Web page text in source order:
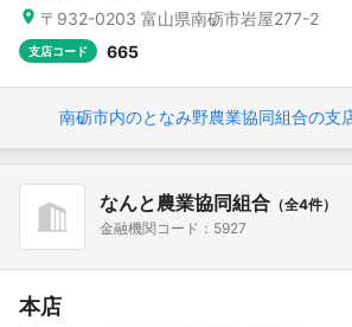
〒932-0203 富山県南砺市岩屋277-2
支店コード 665
南砺市内のとなみ野農業協同組合の支
なんと農業協同組合 （全4件）
金融機関コード：5927
本店